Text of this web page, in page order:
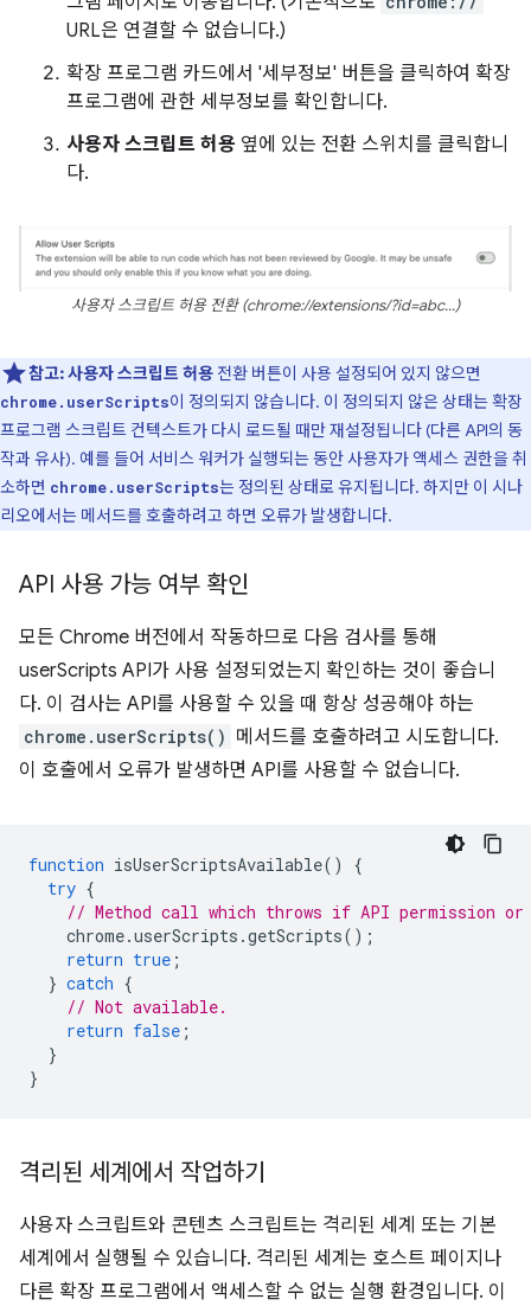
URL은 연결할 수 없습니다.)
확장 프로그램 카드에서 '세부정보' 버튼을 클릭하여 확장
프로그램에 관한 세부정보를 확인합니다.
사용자 스크립트 허용 옆에 있는 전환 스위치를 클릭합니
다.
사용자 스크립트 허용 전환 (chrome://extensions/?id=abc...)
참고:사용자 스크립트 허용 전환 버튼이 사용 설정되어 있지 않으면
chrome.userScripts이 정의되지 않습니다. 이 정의되지 않은 상태는 확장
프로그램 스크립트 컨텍스트가 다시 로드될 때만 재설정됩니다 (다른 API의 동
작과 유사). 예를 들어 서비스 워커가 실행되는 동안 사용자가 액세스 권한을 취
소하면 chrome.userScripts는 정의된 상태로 유지됩니다. 하지만 이 시나
리오에서는 메서드를 호출하려고 하면 오류가 발생합니다.
API 사용 가능 여부 확인
모든 Chrome 버전에서 작동하므로 다음 검사를 통해
userScripts API가 사용 설정되었는지 확인하는 것이 좋습니
다. 이 검사는 API를 사용할 수 있을 때 항상 성공해야 하는
chrome.userScripts() 메서드를 호출하려고 시도합니다.
이 호출에서 오류가 발생하면 API를 사용할 수 없습니다.
function isUserScriptsAvailable()
{
try {
// Method call which throws if API permission
chrome.userScripts .getScripts();
return true ;
} catch {
// Not available.
return false ;
}
}
격리된 세계에서 작업하기
사용자 스크립트와 콘텐츠 스크립트는 격리된 세계 또는 기본
세계에서 실행될 수 있습니다. 격리된 세계는 호스트 페이지나
다른 확장 프로그램에서 액세스할 수 없는 실행 환경입니다. 이